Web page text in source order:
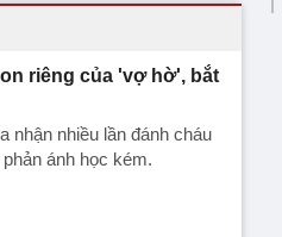
riêng của 'vợ hờ', bắt
nhận nhiều lần đánh cháu
ánh học kém.